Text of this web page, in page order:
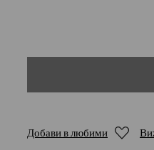
Добави в любими